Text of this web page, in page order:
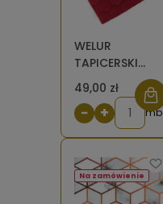
WELUR
TAPICERSKI
Riviera
czerwony
królewski 61
pikowany
49,00 zł
− + mb
Na zamówienie